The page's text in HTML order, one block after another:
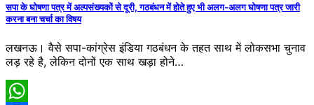
सपा के घोषणा पत्र में अल्पसंख्यकों से दूरी, गठबंधन में होते हुए भी अलग-अलग घोषणा पत्र जारी
करना बना चर्चा का विषय
लखनऊ। वैसे सपा-कांग्रेस इंडिया गठबंधन के तहत साथ में लोकसभा चुनाव
लड़ रहे है, लेकिन दोनों एक साथ खड़ा होने…